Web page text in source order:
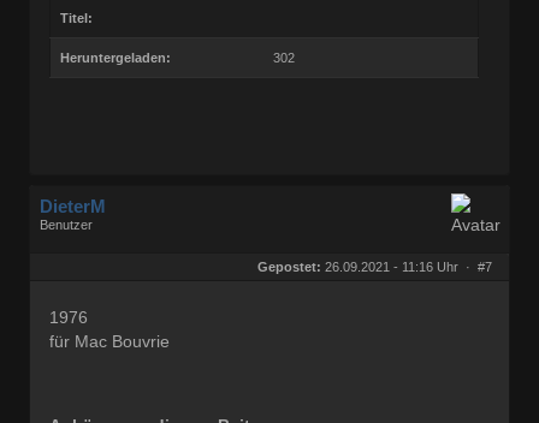
Titel:
Heruntergeladen: 302
DieterM
Benutzer
Gepostet: 26.09.2021 - 11:16 Uhr · #7
1976
für Mac Bouvrie